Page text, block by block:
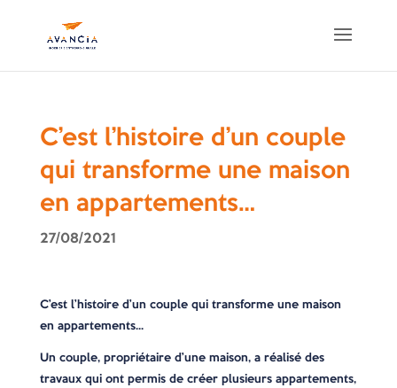
C’est l’histoire d’un couple
qui transforme une maison
en appartements…
27/08/2021
C’est l’histoire d’un couple qui transforme une maison
en appartements…
Un couple, propriétaire d’une maison, a réalisé des
travaux qui ont permis de créer plusieurs appartements,